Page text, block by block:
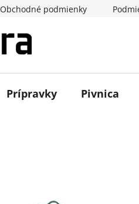
Obchodné podmienky
Prípravky Pivnica